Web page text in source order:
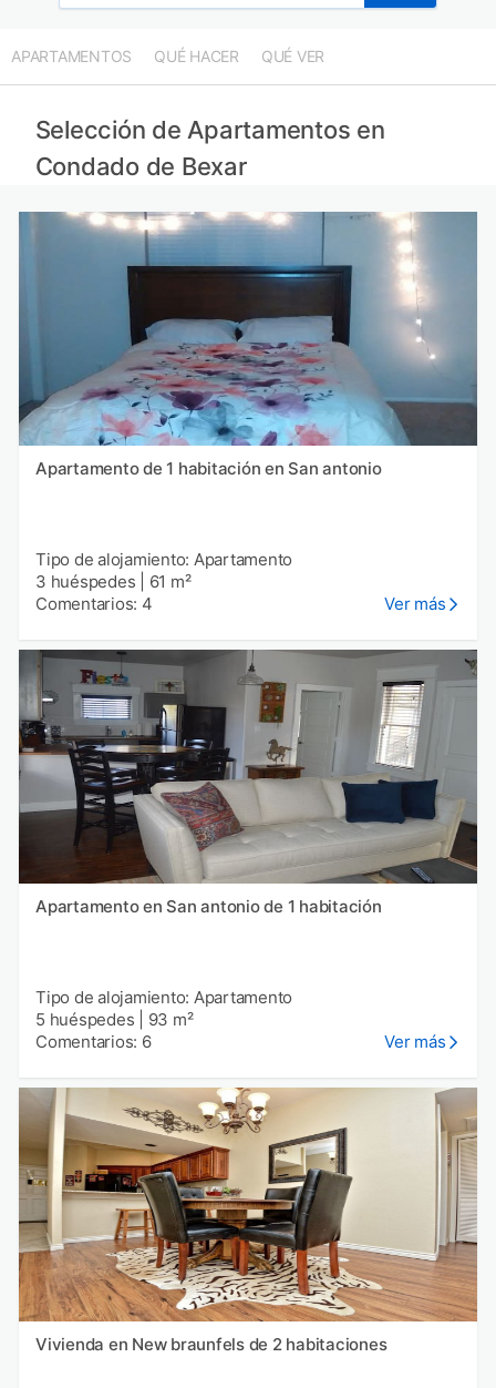
Apartamentos en Condado de Denver provincia
Apartamentos en Condado de Clark provincia
Apartamentos en Condado de San Diego provincia
APARTAMENTOS QUÉ HACER QUÉ VER
Selección de Apartamentos en
Condado de Bexar
Apartamento de 1 habitación en San antonio
Tipo de alojamiento: Apartamento
3 huéspedes
61 m²
Comentarios: 4
Ver más
Apartamento en San antonio de 1 habitación
Tipo de alojamiento: Apartamento
5 huéspedes
93 m²
Comentarios: 6
Ver más
Vivienda en New braunfels de 2 habitaciones